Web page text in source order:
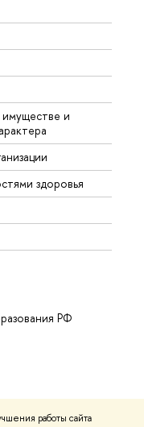
работы сайта
и
здоровья
РФ